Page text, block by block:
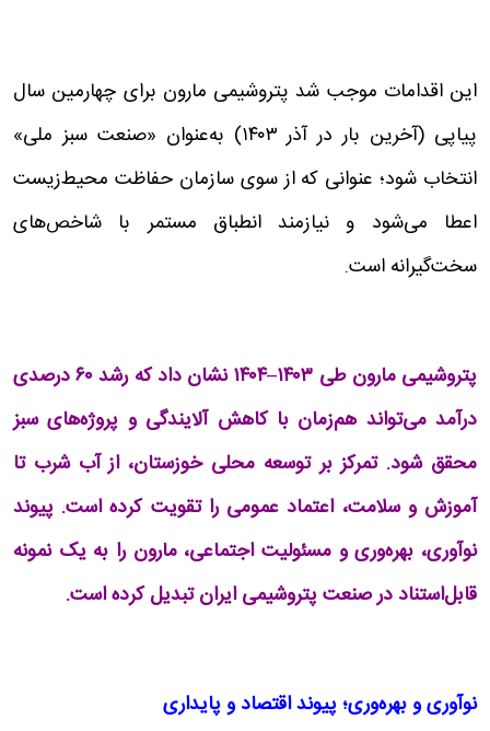
این اقدامات موجب شد پتروشیمی مارون برای چهارمین سال
پیاپی (آخرین بار در آذر ۱۴۰۳) به‌عنوان «صنعت سبز ملی»
انتخاب شود؛ عنوانی که از سوی سازمان حفاظت محیط‌زیست
اعطا می‌شود و نیازمند انطباق مستمر با شاخص‌های
سخت‌گیرانه است.
پتروشیمی مارون طی ۱۴۰۳–۱۴۰۴ نشان داد که رشد ۶۰ درصدی
درآمد می‌تواند هم‌زمان با کاهش آلایندگی و پروژه‌های سبز
محقق شود. تمرکز بر توسعه محلی خوزستان، از آب شرب تا
آموزش و سلامت، اعتماد عمومی را تقویت کرده است. پیوند
نوآوری، بهره‌وری و مسئولیت اجتماعی، مارون را به یک نمونه
قابل‌استناد در صنعت پتروشیمی ایران تبدیل کرده است.
نوآوری و بهره‌وری؛ پیوند اقتصاد و پایداری